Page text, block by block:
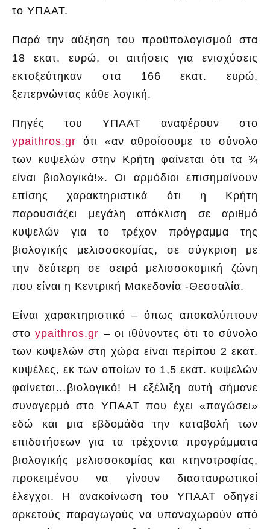
το ΥΠΑΑΤ.
Παρά την αύξηση του προϋπολογισμού στα
18 εκατ. ευρώ, οι αιτήσεις για ενισχύσεις
εκτοξεύτηκαν στα 166 εκατ. ευρώ,
ξεπερνώντας κάθε λογική.
Πηγές του ΥΠΑΑΤ αναφέρουν στο
ypaithros.gr ότι «αν αθροίσουμε το σύνολο
των κυψελών στην Κρήτη φαίνεται ότι τα ¾
είναι βιολογικά!». Οι αρμόδιοι επισημαίνουν
επίσης χαρακτηριστικά ότι η Κρήτη
παρουσιάζει μεγάλη απόκλιση σε αριθμό
κυψελών για το τρέχον πρόγραμμα της
βιολογικής μελισσοκομίας, σε σύγκριση με
την δεύτερη σε σειρά μελισσοκομική ζώνη
που είναι η Κεντρική Μακεδονία -Θεσσαλία.
Είναι χαρακτηριστικό – όπως αποκαλύπτουν
στο ypaithros.gr – οι ιθύνοντες ότι το σύνολο
των κυψελών στη χώρα είναι περίπου 2 εκατ.
κυψέλες, εκ των οποίων το 1,5 εκατ. κυψελών
φαίνεται…βιολογικό! Η εξέλιξη αυτή σήμανε
συναγερμό στο ΥΠΑΑΤ που έχει «παγώσει»
εδώ και μια εβδομάδα την καταβολή των
επιδοτήσεων για τα τρέχοντα προγράμματα
βιολογικής μελισσοκομίας και κτηνοτροφίας,
προκειμένου να γίνουν διασταυρωτικοί
έλεγχοι. Η ανακοίνωση του ΥΠΑΑΤ οδηγεί
αρκετούς παραγωγούς να υπαναχωρούν από